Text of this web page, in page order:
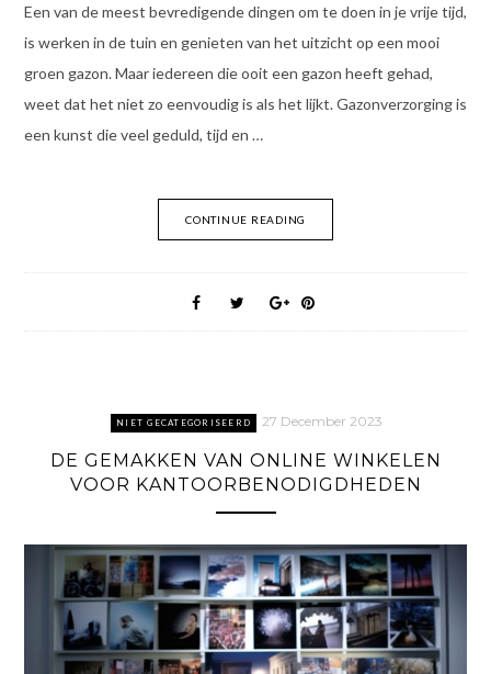
Een van de meest bevredigende dingen om te doen in je vrije tijd,
is werken in de tuin en genieten van het uitzicht op een mooi
groen gazon. Maar iedereen die ooit een gazon heeft gehad,
weet dat het niet zo eenvoudig is als het lijkt. Gazonverzorging is
een kunst die veel geduld, tijd en …
CONTINUE READING
NIET GECATEGORISEERD 27 December 2023
DE GEMAKKEN VAN ONLINE WINKELEN
VOOR KANTOORBENODIGDHEDEN